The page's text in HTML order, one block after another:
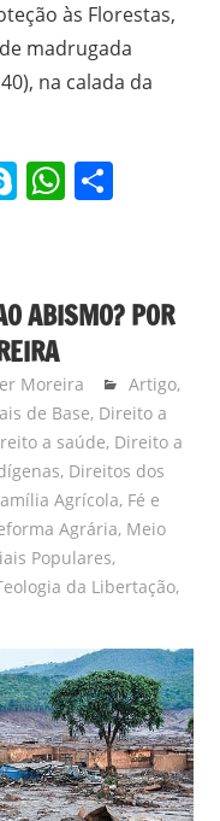
às Florestas,
madrugada
na calada da
SkypeShare
ABISMO? POR
Moreira Artigo,
de Base, Direito a
a saúde, Direito a
, Direitos dos
Agrícola, Fé e
Agrária, Meio
Populares,
da Libertação,